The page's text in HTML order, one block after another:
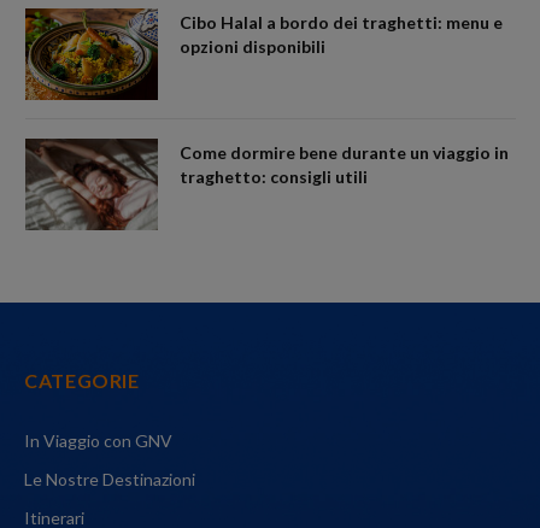
Cibo Halal a bordo dei traghetti: menu e
opzioni disponibili
Come dormire bene durante un viaggio in
traghetto: consigli utili
CATEGORIE
In Viaggio con GNV
Le Nostre Destinazioni
Itinerari